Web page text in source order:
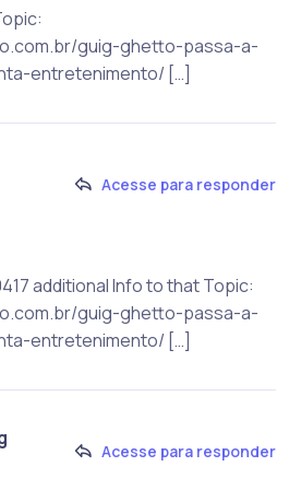
guig-ghetto-passa-a-
entretenimento/ […]
Acesse para responder
additional Info to that Topic:
guig-ghetto-passa-a-
entretenimento/ […]
Acesse para responder